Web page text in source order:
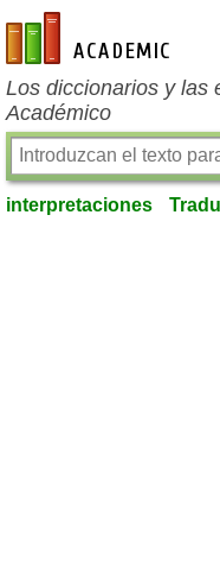
es-academic.com
Los diccionarios y las
Académico
interpretaciones